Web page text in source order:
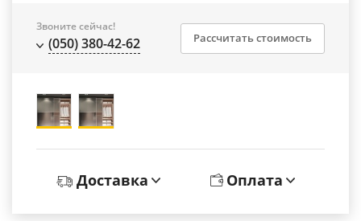
Звоните сейчас!
(050) 380-42-62 Рассчитать стоимость
Доставка Оплата